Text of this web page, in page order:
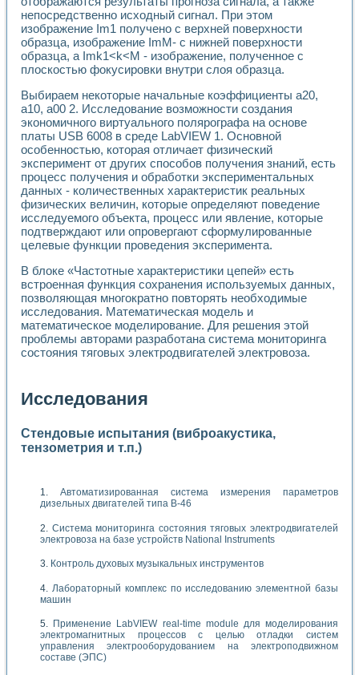
непосредственно исходный сигнал. При этом
изображение Im1 получено с верхней поверхности
образца, изображение ImM- с нижней поверхности
образца, а Imk1<k<М - изображение, полученное с
плоскостью фокусировки внутри слоя образца.
Выбираем некоторые начальные коэффициенты a20,
a10, a00 2. Исследование возможности создания
экономичного виртуального полярографа на основе
платы USB 6008 в среде LabVIEW 1. Основной
особенностью, которая отличает физический
эксперимент от других способов получения знаний, есть
процесс получения и обработки экспериментальных
данных - количественных характеристик реальных
физических величин, которые определяют поведение
исследуемого объекта, процесс или явление, которые
подтверждают или опровергают сформулированные
целевые функции проведения эксперимента.
В блоке «Частотные характеристики цепей» есть
встроенная функция сохранения используемых данных,
позволяющая многократно повторять необходимые
исследования. Математическая модель и
математическое моделирование. Для решения этой
проблемы авторами разработана система мониторинга
состояния тяговых электродвигателей электровоза.
Исследования
Стендовые испытания (виброакустика,
тензометрия и т.п.)
Автоматизированная система измерения параметров
дизельных двигателей типа В-46
Система мониторинга состояния тяговых электродвигателей
электровоза на базе устройств National Instruments
Контроль духовых музыкальных инструментов
Лабораторный комплекс по исследованию элементной базы
машин
Применение LabVIEW real-time module для моделирования
электромагнитных процессов с целью отладки систем
управления электрооборудованием на электроподвижном
составе (ЭПС)